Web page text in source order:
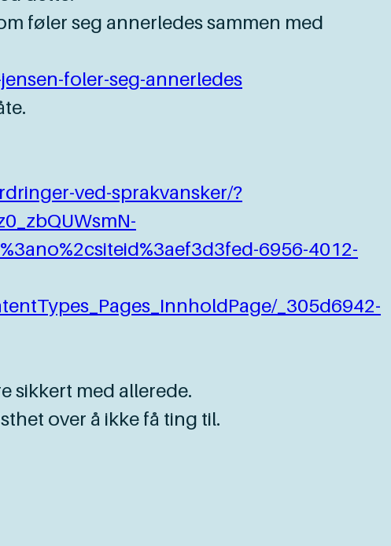
føler seg annerledes sammen med
foler-seg-annerledes
ved-sprakvansker/?
6956-4012-
_305d6942-
sikkert med allerede.
over å ikke få ting til.